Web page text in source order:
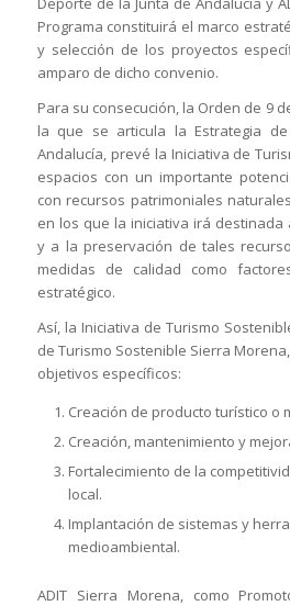
Programa constituirá el marco
y selección de los proyectos
amparo de dicho convenio.
Para su consecución, la Orden de 9
la que se articula la Estrategia
Andalucía, prevé la Iniciativa de
espacios con un importante
con recursos patrimoniales
en los que la iniciativa irá
y a la preservación de tales
medidas de calidad como
estratégico.
Así, la Iniciativa de Turismo
de Turismo Sostenible Sierra
objetivos específicos:
Creación de producto turístico o
Creación, mantenimiento y
Fortalecimiento de la
local.
Implantación de sistemas y
medioambiental.
ADIT Sierra Morena, como